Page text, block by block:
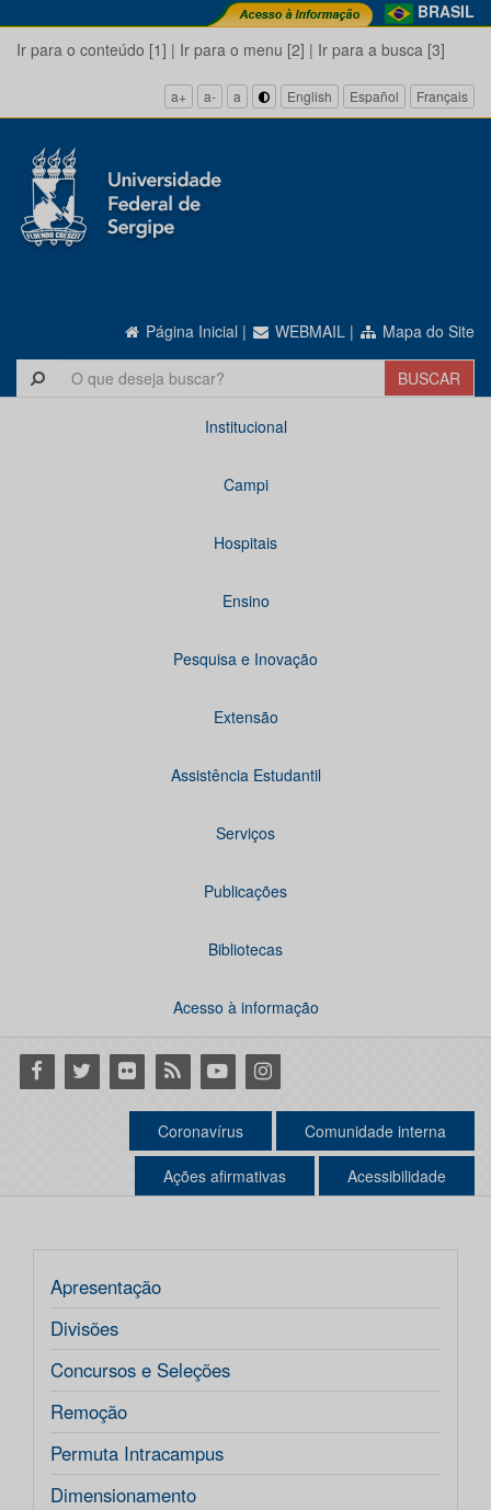
BRASIL
Ir para o conteúdo [1] | Ir para o menu [2] | Ir para a busca [3]
a+ a- a English Español Français
Página Inicial | WEBMAIL | Mapa do Site
Institucional
Campi
Hospitais
Ensino
Pesquisa e Inovação
Extensão
Assistência Estudantil
Serviços
Publicações
Bibliotecas
Acesso à informação
Facebook
Twitter Flickr RSS YoutubeInstagram
Coronavírus Comunidade interna
Ações afirmativas Acessibilidade
Apresentação
Divisões
Concursos e Seleções
Remoção
Permuta Intracampus
Dimensionamento